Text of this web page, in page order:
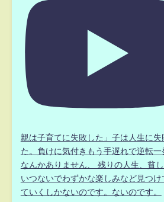
親は子育てに失敗した」子は人生に失
た。負けに気付きもう手遅れで逆転一
なんかありません、 残りの人生、貧
いつないでわずかな楽しみなど見つけ
ていくしかないのです。ないのです。